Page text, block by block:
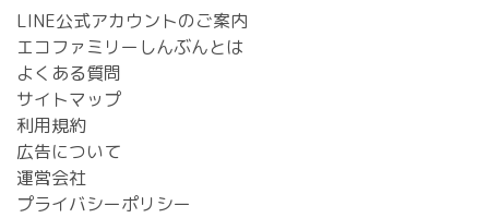
LINE公式アカウントのご案内
エコファミリーしんぶんとは
よくある質問
サイトマップ
利用規約
広告について
運営会社
プライバシーポリシー